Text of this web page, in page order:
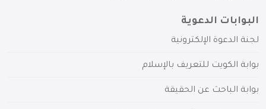
البوابات الدعوية
لجنة الدعوة الإلكترونية
بوابة الكويت للتعريف بالإسلام
بوابة الباحث عن الحقيقة